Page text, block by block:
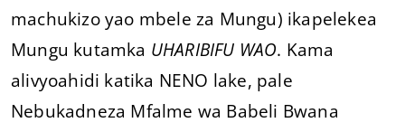
machukizo yao mbele za Mungu) ikapelekea
Mungu kutamka UHARIBIFU WAO. Kama
alivyoahidi katika NENO lake, pale
Nebukadneza Mfalme wa Babeli Bwana